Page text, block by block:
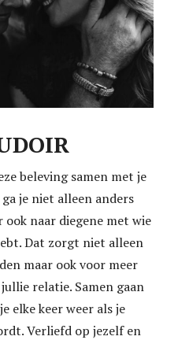
beleving samen met je
je niet alleen anders
ook naar diegene met wie
Dat zorgt niet alleen
maar ook voor meer
relatie. Samen gaan
elke keer weer als je
Verliefd op jezelf en